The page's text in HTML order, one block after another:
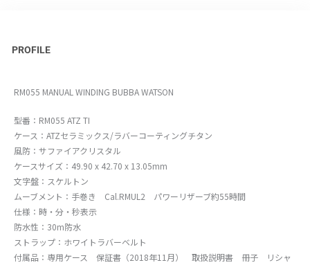
PROFILE
RM055 MANUAL WINDING BUBBA WATSON
型番：RM055 ATZ TI
ケース：ATZセラミックス/ラバーコーティングチタン
風防：サファイアクリスタル
ケースサイズ：49.90 x 42.70 x 13.05mm
文字盤：スケルトン
ムーブメント：手巻き Cal.RMUL2 パワーリザーブ約55時間
仕様：時・分・秒表示
防水性：30m防水
ストラップ：ホワイトラバーベルト
付属品：専用ケース 保証書（2018年11月） 取扱説明書 冊子 リシャ